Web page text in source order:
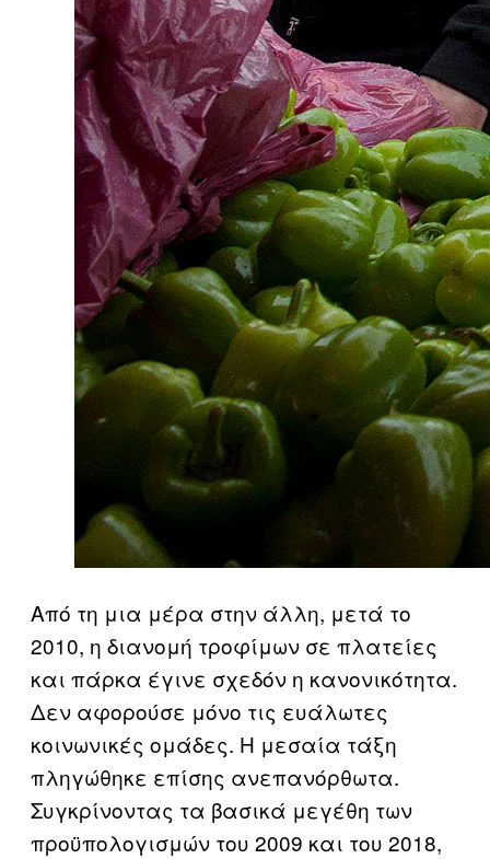
Από τη μια μέρα στην άλλη, μετά το
2010, η διανομή τροφίμων σε πλατείες
και πάρκα έγινε σχεδόν η κανονικότητα.
Δεν αφορούσε μόνο τις ευάλωτες
κοινωνικές ομάδες. Η μεσαία τάξη
πληγώθηκε επίσης ανεπανόρθωτα.
Συγκρίνοντας τα βασικά μεγέθη των
προϋπολογισμών του 2009 και του 2018,